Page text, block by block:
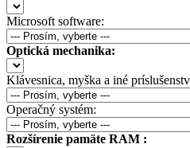
Microsoft software:
Optická mechanika:
Klávesnica, myška a iné
Operačný systém:
Rozšírenie pamäte RAM :